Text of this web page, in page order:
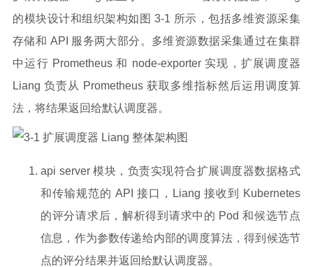
的模块设计和组织架构如图 3-1 所示，包括多维资源采集
存储和 API 服务两大部分。多维资源数据采集通过在集群
中运行 Prometheus 和 node-exporter 实现，扩展调度器
Liang 负责从 Prometheus 获取多维指标然后运用调度算
法，将结果返回给默认调度器。
api server 模块，负责实现符合扩展调度器数据格式
和传输规范的 API 接口，Liang 接收到 Kubernetes
的评分请求后，解析得到请求中的 Pod 和候选节点
信息，作为参数传递给内部的调度算法，得到候选节
点的评分结果并返回给默认调度器。